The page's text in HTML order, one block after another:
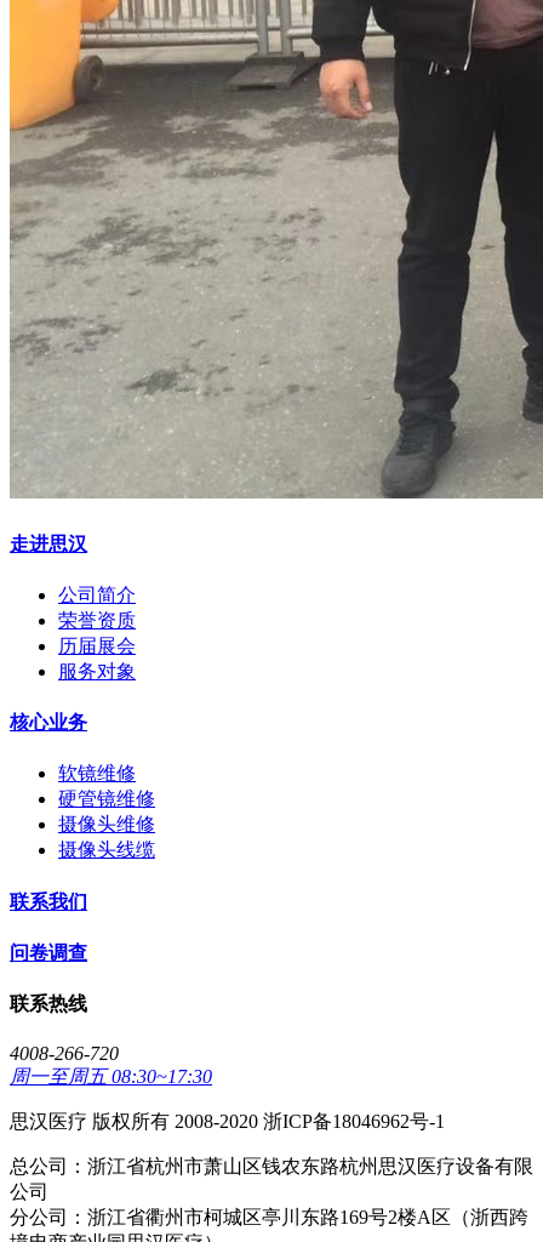
走进思汉
公司简介
荣誉资质
历届展会
服务对象
核心业务
软镜维修
硬管镜维修
摄像头维修
摄像头线缆
联系我们
问卷调查
联系热线
4008-266-720
周一至周五 08:30~17:30
思汉医疗 版权所有 2008-2020 浙ICP备18046962号-1
总公司：浙江省杭州市萧山区钱农东路杭州思汉医疗设备有限
公司
分公司：浙江省衢州市柯城区亭川东路169号2楼A区（浙西跨